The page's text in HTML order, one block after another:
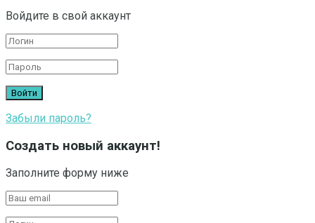
Войдите в свой аккаунт
Забыли пароль?
Создать новый аккаунт!
Заполните форму ниже